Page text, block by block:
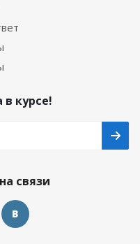
в курсе!
связи